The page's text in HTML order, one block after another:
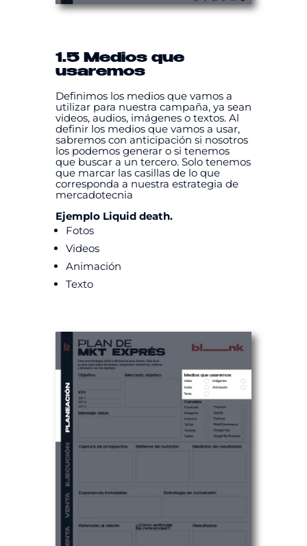
1.5 Medios que
usaremos
Definimos los medios que vamos a
utilizar para nuestra campaña, ya sean
videos, audios, imágenes o textos. Al
definir los medios que vamos a usar,
sabremos con anticipación si nosotros
los podemos generar o si tenemos
que buscar a un tercero. Solo tenemos
que marcar las casillas de lo que
corresponda a nuestra estrategia de
mercadotecnia
Ejemplo Liquid death.
Fotos
Videos
Animación
Texto